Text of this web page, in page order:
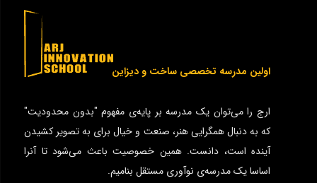
اولین مدرسه تخصصی ساخت و دیزاین
ارج را می‌توان یک مدرسه بر پایه‌ی مفهوم "بدون محدودیت"
که به دنبال همگرایی هنر، صنعت و خیال برای به تصویر کشیدن
آینده است، دانست. همین خصوصیت باعث می‌شود تا آنرا
اساسا یک مدرسه‌ی نوآوری مستقل بنامیم.